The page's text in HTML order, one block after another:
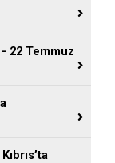
22 Temmuz